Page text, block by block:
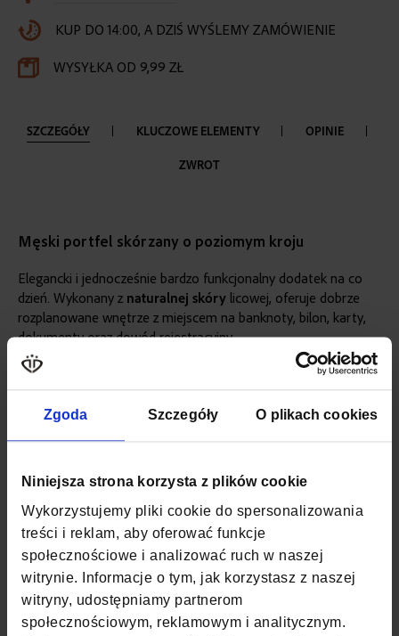
Zgoda Szczegóły O plikach cookies
Niniejsza strona korzysta z plików cookie
Wykorzystujemy pliki cookie do spersonalizowania
treści i reklam, aby oferować funkcje
społecznościowe i analizować ruch w naszej
witrynie. Informacje o tym, jak korzystasz z naszej
witryny, udostępniamy partnerom
społecznościowym, reklamowym i analitycznym.
KUP DO 14:00, A DZIŚ WYŚLEMY ZAMÓWIENIE
WYSYŁKA OD 9,99 ZŁ
SZCZEGÓŁY KLUCZOWE ELEMENTY OPINIE
ZWROT
Męski portfel skórzany o poziomym kroju
Elegancki i jednocześnie bardzo funkcjonalny dodatek na co
dzień. Wykonany z naturalnej skóry licowej, oferuje dobrze
rozplanowane wnętrze z miejscem na banknoty, bilon, karty,
dokumenty oraz dowód rejestracyjny.
Zintegrowana ochrona RFID zabezpiecza karty przed
nieautoryzowanym skanowaniem, dbając o bezpieczeństwo
Twoich danych. Klasyczny
czarny kolor i pudełko prezentowe
sprawiają, że portfel doskonale sprawdzi się również jako
gustowny prezent.
informacji
SKU
WAGA 0,16 KG
KOLOR
MATERIAŁ